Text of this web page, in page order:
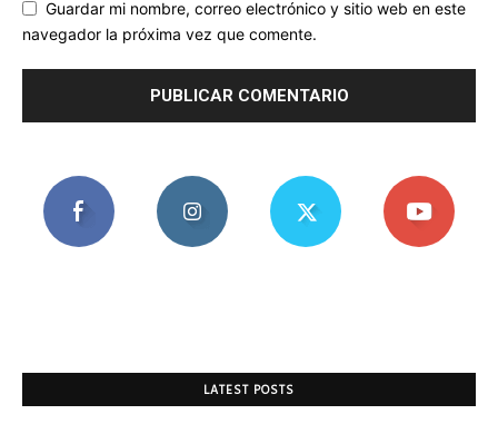
Guardar mi nombre, correo electrónico y sitio web en este
navegador la próxima vez que comente.
LATEST POSTS